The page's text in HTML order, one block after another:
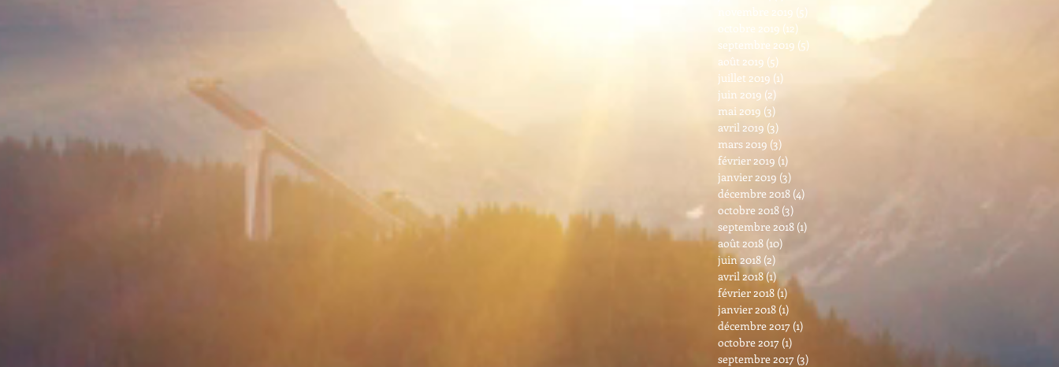
novembre 2019 (5)
octobre 2019 (12)
septembre 2019 (5)
août 2019 (5)
juillet 2019 (1)
juin 2019 (2)
mai 2019 (3)
avril 2019 (3)
mars 2019 (3)
février 2019 (1)
janvier 2019 (3)
décembre 2018 (4)
octobre 2018 (3)
septembre 2018 (1)
août 2018 (10)
juin 2018 (2)
avril 2018(1)1 post
février 2018 (1)1 post
janvier 2018 (1) 1 post
décembre 2017 (1)
octobre 2017 (1)
septembre 2017 (3)